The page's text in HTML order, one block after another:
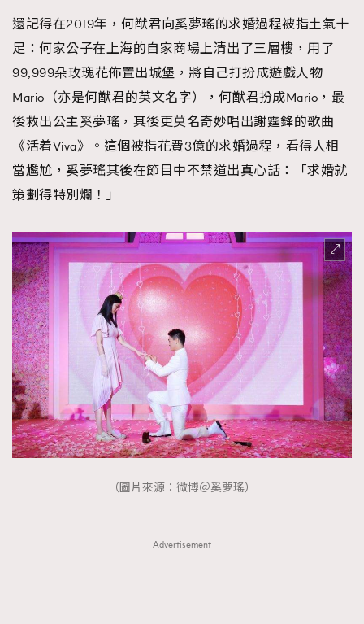
還記得在2019年，何猷君向奚夢瑤的求婚過程被指土氣十
足：何家公子在上海的自家商場上清出了三層樓，用了
99,999朵玫瑰花佈置出城堡，將自己打扮成遊戲人物
Mario（亦是何猷君的英文名字），何猷君扮成Mario，最
後救出公主奚夢瑤，其後更莫名奇妙唱出謝霆鋒的歌曲
《活着Viva》。這個被指花費3億的求婚過程，看得人相
當尷尬，奚夢瑤其後在節目中不禁道出真心話：「求婚就
策劃得特別爛！」
（圖片來源：微博＠奚夢瑤）
Advertisement